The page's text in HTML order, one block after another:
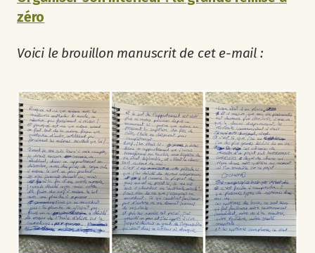
zéro
Voici le brouillon manuscrit de cet e-mail :